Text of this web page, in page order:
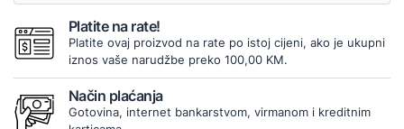
Platite na rate!
Platite ovaj proizvod na rate po istoj cijeni, ako je ukupni
iznos vaše narudžbe preko 100,00 KM.
Način plaćanja
Gotovina, internet bankarstvom, virmanom i kreditnim